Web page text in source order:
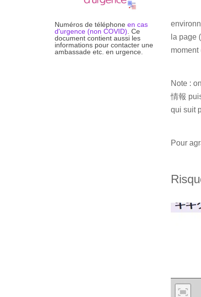
Numéros de téléphone en cas
d'urgence (non COVID) . Ce
document contient aussi les
informations pour contacter une
ambassade etc. en urgence.
la page
moment
Note :
情報
qui suit
Pour